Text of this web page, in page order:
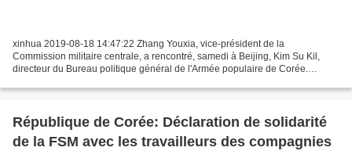
xinhua 2019-08-18 14:47:22 Zhang Youxia, vice-président de la
Commission militaire centrale, a rencontré, samedi à Beijing, Kim Su Kil,
directeur du Bureau politique général de l'Armée populaire de Corée.
République de Corée: Déclaration de solidarité
de la FSM avec les travailleurs des compagnies